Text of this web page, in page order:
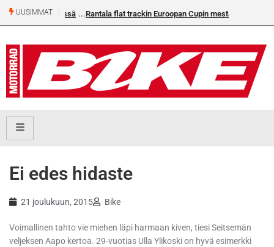
UUSIMMAT Rantala flat trackin Euroopan Cupin mestari
Ei edes hidaste
21 joulukuun, 2015 Bike
Voimallinen tahto vie miehen läpi harmaan kiven, tiesi Seitsemän
veljeksen Aapo kertoa. 29-vuotias Ulla Ylikoski on hyvä esimerkki